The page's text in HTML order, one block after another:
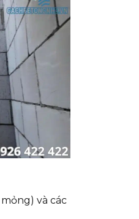
và các